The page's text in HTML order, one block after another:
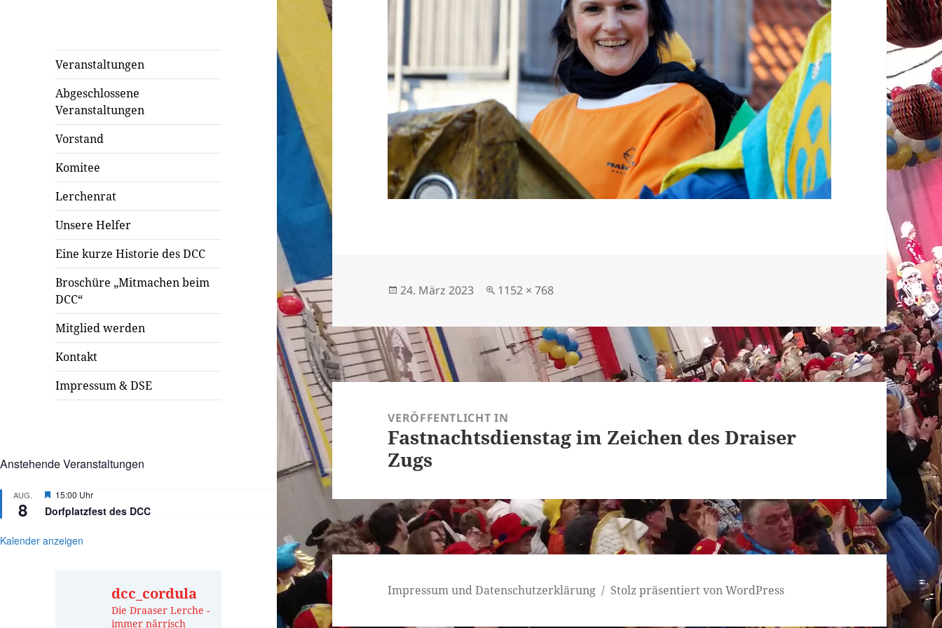
Veranstaltungen
Abgeschlossene
Veranstaltungen
Vorstand
Komitee
Lerchenrat
Unsere Helfer
Eine kurze Historie des DCC
Broschüre „Mitmachen beim
DCC“
Mitglied werden
Kontakt
Impressum & DSE
Anstehende Veranstaltungen
AUG.
8
Hervorgehoben
15:00 Uhr
Dorfplatzfest des DCC
Kalender anzeigen
dcc_cordula
Die Draaser Lerche -
immer närrisch
Veröffentlicht
24. März 2023 Originalgröße
1152 × 768
Beitragsnavigation
VERÖFFENTLICHT IN
Fastnachtsdienstag im Zeichen des Draiser
Zugs
Impressum und Datenschutzerklärung Stolz präsentiert von WordPress